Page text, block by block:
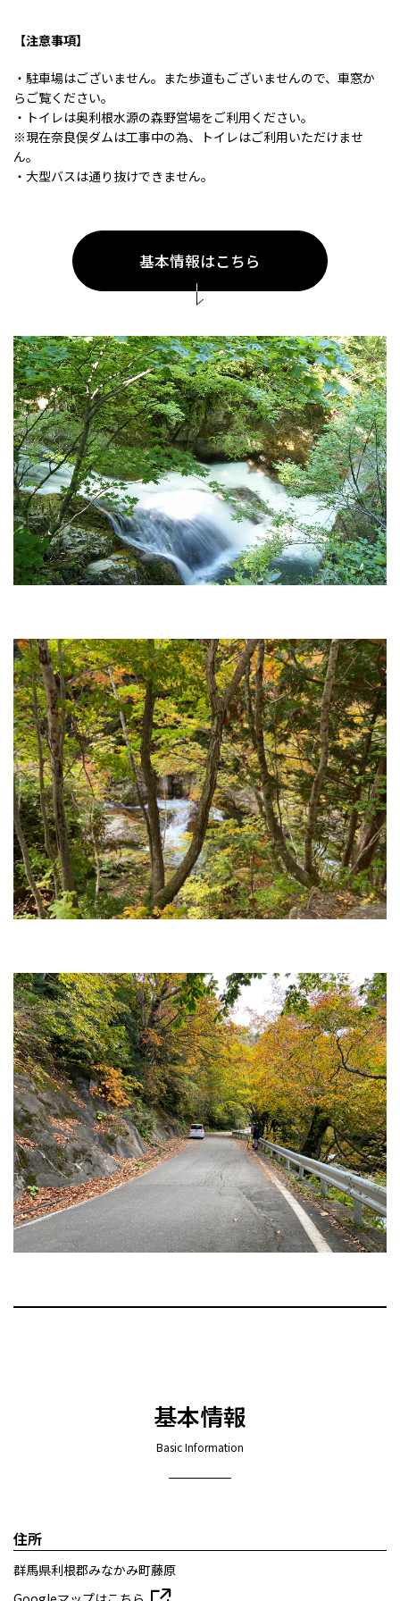
【注意事項】
・駐車場はございません。また歩道もございませんので、車窓か
らご覧ください。
・トイレは奥利根水源の森野営場をご利用ください。
※現在奈良俣ダムは工事中の為、トイレはご利用いただけませ
ん。
・大型バスは通り抜けできません。
基本情報はこちら
基本情報
Basic Information
住所
群馬県利根郡みなかみ町藤原